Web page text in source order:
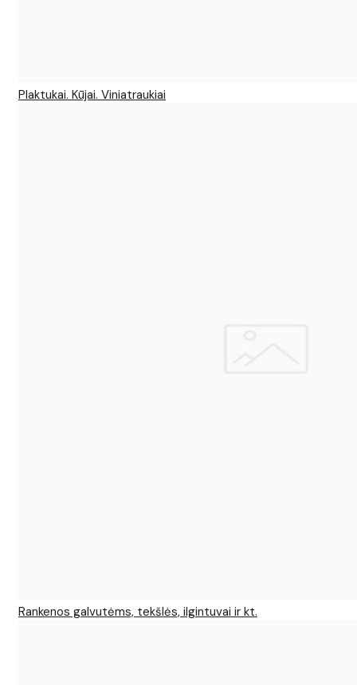
Plaktukai. Kūjai. Viniatraukiai
Rankenos galvutėms, tekšlės, ilgintuvai ir kt.